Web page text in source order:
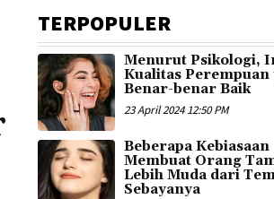
TERPOPULER
Menurut Psikologi,
Kualitas Perempuan
Benar-benar Baik
23 April 2024 12:50 PM
Beberapa Kebiasaan
Membuat Orang
Lebih Muda dari
Sebayanya